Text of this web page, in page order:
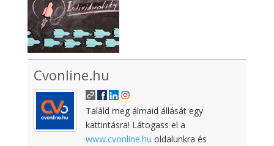
Cvonline.hu
Találd meg álmaid állását egy
kattintásra! Látogass el a
www.cvonline.hu oldalunkra és